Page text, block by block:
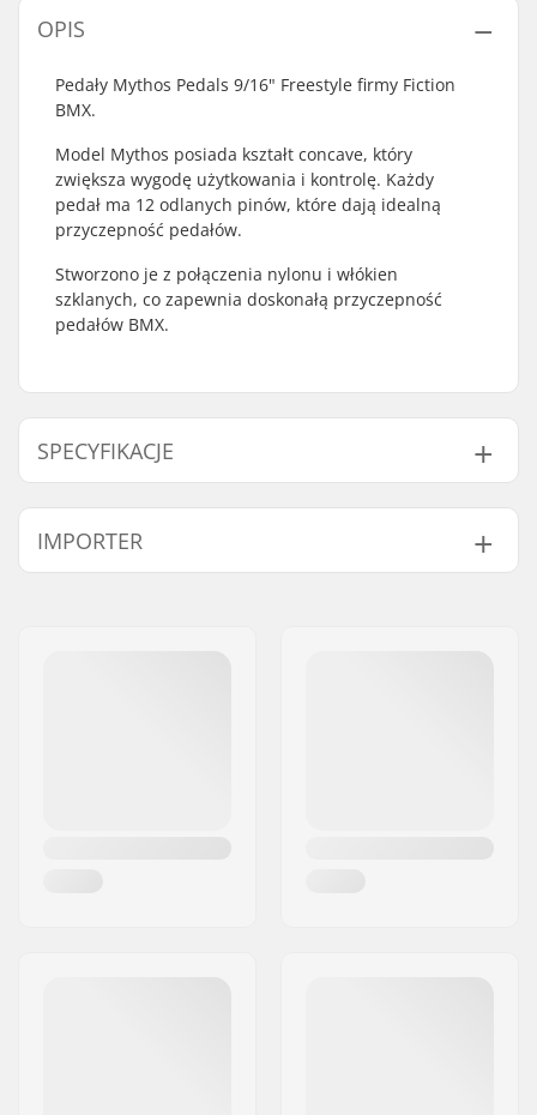
OPIS
Pedały Mythos Pedals 9/16" Freestyle firmy Fiction
BMX.
Model Mythos posiada kształt concave, który
zwiększa wygodę użytkowania i kontrolę. Każdy
pedał ma 12 odlanych pinów, które dają idealną
przyczepność pedałów.
Stworzono je z połączenia nylonu i włókien
szklanych, co zapewnia doskonałą przyczepność
pedałów BMX.
SPECYFIKACJE
Średnica ośki
pedałów:
9/16"
Materiał pedałów:
Nylon
IMPORTER